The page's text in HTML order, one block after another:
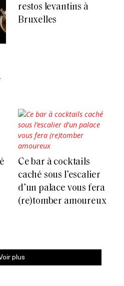
restos levantins à
Bruxelles
Ce bar à cocktails
caché sous l’escalier
d’un palace vous fera
(re)tomber amoureux
plus